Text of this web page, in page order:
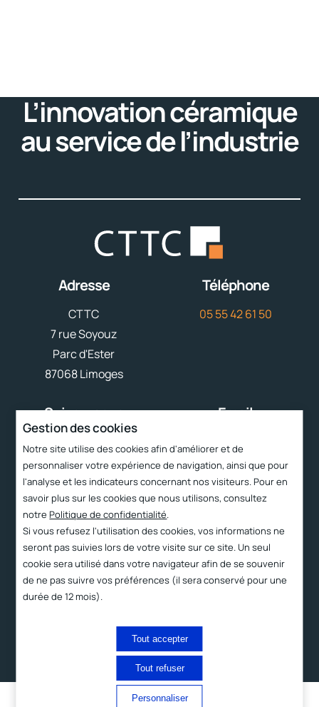
L’innovation céramique
au service de l’industrie
Adresse
CTTC
7 rue Soyouz
Parc d'Ester
87068 Limoges
Téléphone
05 55 42 61 50
Suivez-nous Email
contact@cttc.fr
Liens rapides
Services
Le CTTC
Technologies
Produits
Mentions
légales
Français
Gestion des cookies
Notre site utilise des cookies afin d'améliorer et de
personnaliser votre expérience de navigation, ainsi que pour
l'analyse et les indicateurs concernant nos visiteurs. Pour en
savoir plus sur les cookies que nous utilisons, consultez
notre Politique de confidentialité.
Si vous refusez l'utilisation des cookies, vos informations ne
seront pas suivies lors de votre visite sur ce site. Un seul
cookie sera utilisé dans votre navigateur afin de se souvenir
de ne pas suivre vos préférences (il sera conservé pour une
durée de 12 mois).
Tout accepter
Tout refuser
Personnaliser